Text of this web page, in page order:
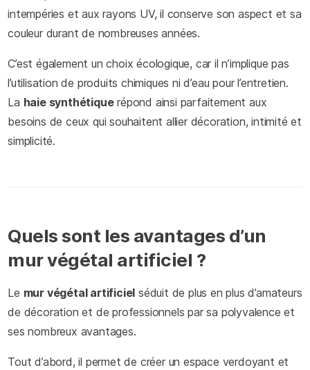
intempéries et aux rayons UV, il conserve son aspect et sa
couleur durant de nombreuses années.
C’est également un choix écologique, car il n’implique pas
l’utilisation de produits chimiques ni d’eau pour l’entretien.
La haie synthétiquerépond ainsi parfaitement aux
besoins de ceux qui souhaitent allier décoration, intimité et
simplicité.
Quels sont les avantages d’un
mur végétal artificiel ?
Le mur végétal artificiel séduit de plus en plus d’amateurs
de décoration et de professionnels par sa polyvalence et
ses nombreux avantages.
Tout d’abord, il permet de créer un espace verdoyant et